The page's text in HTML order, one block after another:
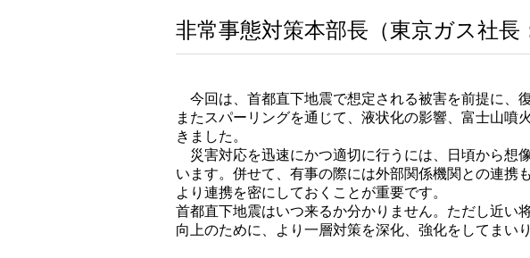
非常事態対策本部長（東京ガス社長
今回は、首都直下地震で想定される被害を前提に、
またスパーリングを通じて、液状化の影響、富士山
きました。
災害対応を迅速にかつ適切に行うには、日頃から想
います。併せて、有事の際には外部関係機関との連携
より連携を密にしておくことが重要です。
首都直下地震はいつ来るか分かりません。ただし近い
向上のために、より一層対策を深化、強化をしてまい